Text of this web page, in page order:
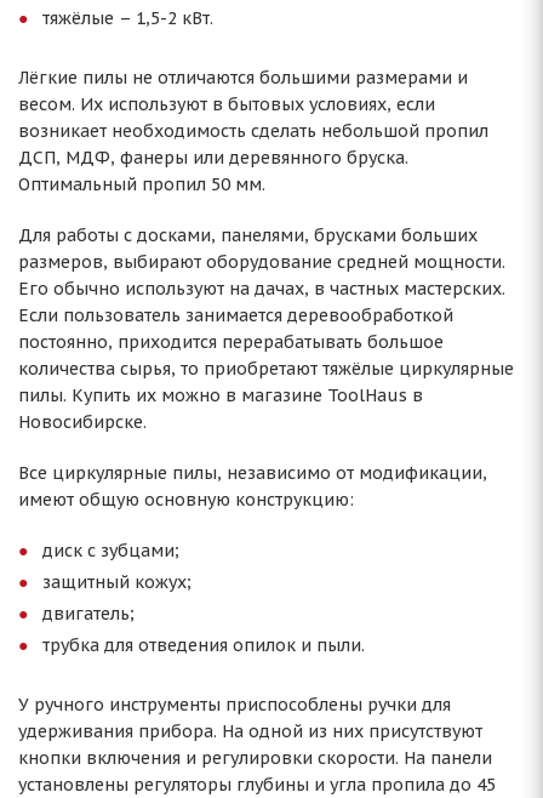
тяжёлые – 1,5-2 кВт.
Лёгкие пилы не отличаются большими размерами и
весом. Их используют в бытовых условиях, если
возникает необходимость сделать небольшой пропил
ДСП, МДФ, фанеры или деревянного бруска.
Оптимальный пропил 50 мм.
Для работы с досками, панелями, брусками больших
размеров, выбирают оборудование средней мощности.
Его обычно используют на дачах, в частных мастерских.
Если пользователь занимается деревообработкой
постоянно, приходится перерабатывать большое
количества сырья, то приобретают тяжёлые циркулярные
пилы. Купить их можно в магазине ToolHaus в
Новосибирске.
Все циркулярные пилы, независимо от модификации,
имеют общую основную конструкцию:
диск с зубцами;
защитный кожух;
двигатель;
трубка для отведения опилок и пыли.
У ручного инструменты приспособлены ручки для
удерживания прибора. На одной из них присутствуют
кнопки включения и регулировки скорости. На панели
установлены регуляторы глубины и угла пропила до 45